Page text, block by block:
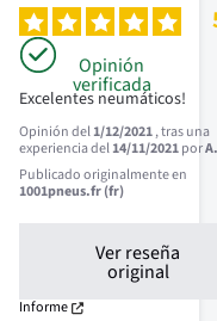
Opinión
verificada
Excelentes neumáticos!
Opinión del1/12/2021, tras una
experiencia del14/11/2021por
Publicado originalmente en
1001pneus.fr (fr)
Ver reseña
original
Informe